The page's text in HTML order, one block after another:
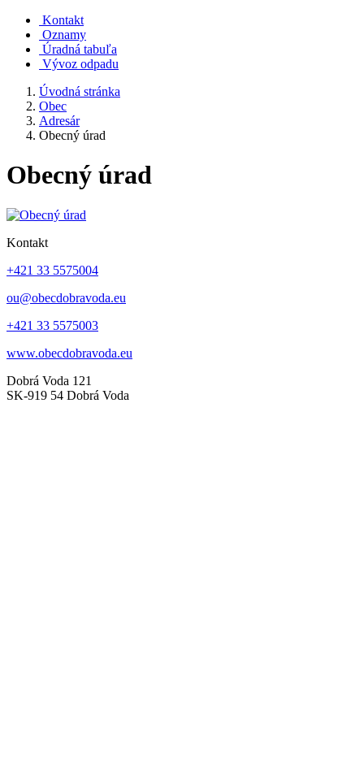
Kontakt
Oznamy
Úradná tabuľa
Vývoz odpadu
Úvodná stránka
Obec
Adresár
Obecný úrad
Obecný úrad
Kontakt
+421 33 5575004
ou@obecdobravoda.eu
+421 33 5575003
www.obecdobravoda.eu
Dobrá Voda 121
SK-919 54 Dobrá Voda